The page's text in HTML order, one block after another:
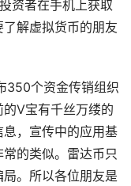
资者在手机上获取
解虚拟货币的朋友
350个资金传销组织
V宝有千丝万缕的
，宣传中的应用基
的类似。雷达币只
。所以各位朋友是